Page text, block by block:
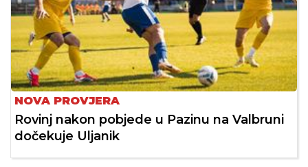
NOVA PROVJERA
Rovinj nakon pobjede u Pazinu na Valbruni
dočekuje Uljanik